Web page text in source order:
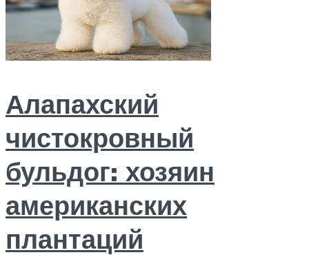
Алапахский
чистокровный
бульдог: хозяин
американских
плантаций